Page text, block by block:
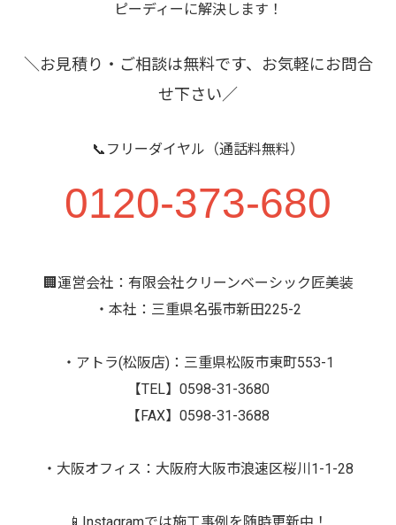
ピーディーに解決します！
＼お見積り・ご相談は無料です、お気軽にお問合
せ下さい／
📞フリーダイヤル（通話料無料）
0120-373-680
🏢運営会社：有限会社クリーンベーシック匠美装
・本社：三重県名張市新田225-2
・アトラ(松阪店)：三重県松阪市東町553-1
【TEL】0598-31-3680
【FAX】0598-31-3688
・大阪オフィス：大阪府大阪市浪速区桜川1-1-28